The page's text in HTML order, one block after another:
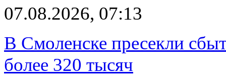
07.08.2026, 07:13
В Смоленске пресекли
более 320 тысяч